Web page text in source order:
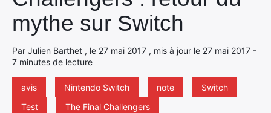
mythe sur Switch
Par Julien Barthet , le 27 mai 2017 , mis à jour le 27 mai 2017 -
7 minutes de lecture
avis Nintendo Switch note
Switch
Test
The Final Challengers